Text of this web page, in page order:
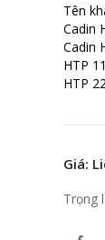
Tên
Cadin
Cadin
HTP
HTP
Giá:
Trọng